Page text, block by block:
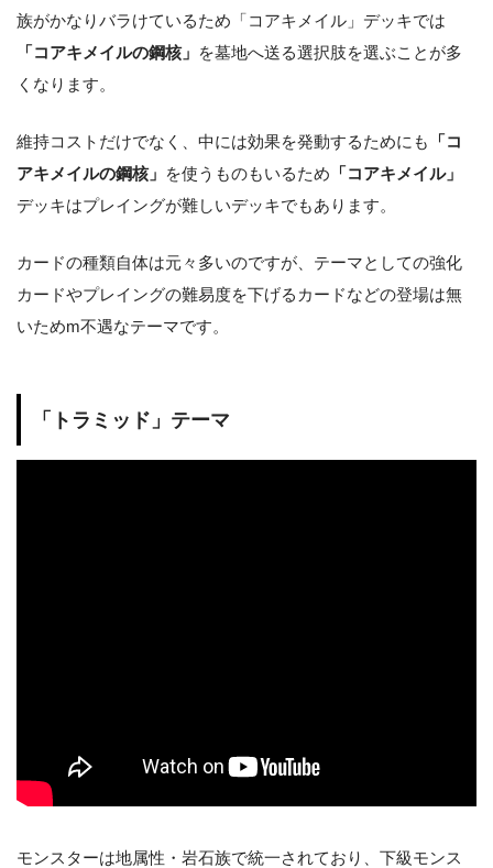
族がかなりバラけているため「コアキメイル」デッキでは
「コアキメイルの鋼核」 を墓地へ送る選択肢を選ぶことが多
くなります。
維持コストだけでなく、中には効果を発動するためにも
「コ
アキメイルの鋼核」 を使うものもいるため 「コアキメイル」
デッキはプレイングが難しいデッキでもあります。
カードの種類自体は元々多いのですが、テーマとしての強化
カードやプレイングの難易度を下げるカードなどの登場は無
いためm不遇なテーマです。
「トラミッド」テーマ
モンスターは地属性・岩石族で統一されており、下級モンス